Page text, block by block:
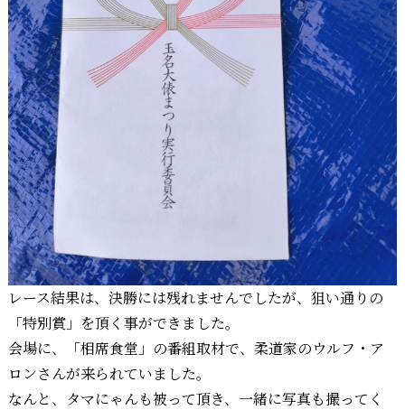
レース結果は、決勝には残れませんでしたが、狙い通りの
「特別賞」を頂く事ができました。
会場に、「相席食堂」の番組取材で、柔道家のウルフ・ア
ロンさんが来られていました。
なんと、タマにゃんも被って頂き、一緒に写真も撮ってく